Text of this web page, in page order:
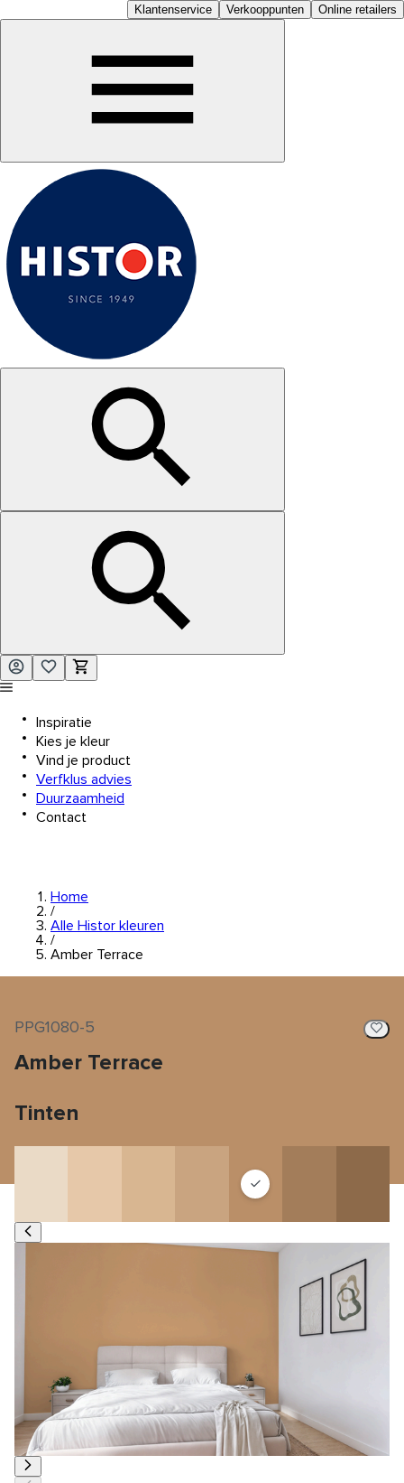
Klantenservice Verkooppunten Online retailers
Inspiratie
Kies je kleur
Vind je product
Verfklus advies
Duurzaamheid
Contact
Home
/
Alle Histor kleuren
/
Amber Terrace
PPG1080-5
Amber Terrace
Tinten